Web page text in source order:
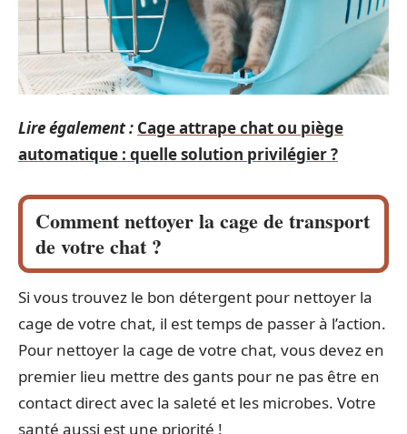
Lire également : Cage attrape chat ou piège
automatique : quelle solution privilégier ?
Comment nettoyer la cage de transport
de votre chat ?
Si vous trouvez le bon détergent pour nettoyer la
cage de votre chat, il est temps de passer à l’action.
Pour nettoyer la cage de votre chat, vous devez en
premier lieu mettre des gants pour ne pas être en
contact direct avec la saleté et les microbes. Votre
santé aussi est une priorité !